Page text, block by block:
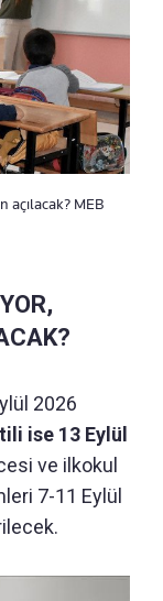
MEB
2026
ise 13 Eylül
ve ilkokul
7-11 Eylül